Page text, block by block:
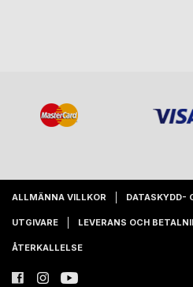
ALLMÄNNA VILLKOR DATASKYDD-
UTGIVARE LEVERANS OCH
ÅTERKALLELSE